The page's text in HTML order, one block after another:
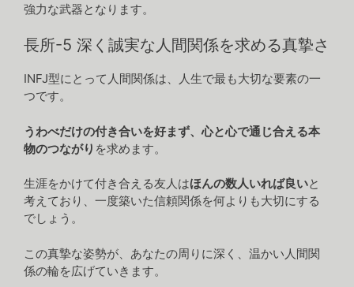
強力な武器となります。
長所-5 深く誠実な人間関係を求める真摯さ
INFJ型にとって人間関係は、人生で最も大切な要素の一
つです。
うわべだけの付き合いを好まず、心と心で通じ合える本
物のつながり を求めます。
生涯をかけて付き合える友人はほんの数人いれば良いと
考えており、一度築いた信頼関係を何よりも大切にする
でしょう。
この真摯な姿勢が、あなたの周りに深く、温かい人間関
係の輪を広げていきます。